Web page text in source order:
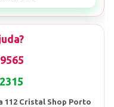
112 Cristal Shop Porto